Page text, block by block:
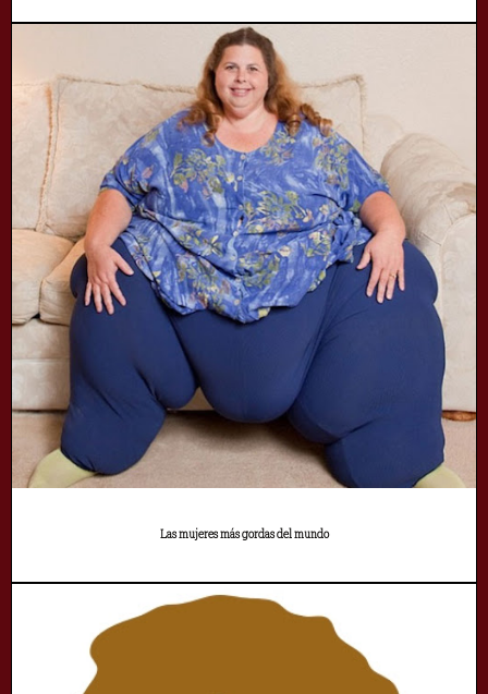
Las mujeres más gordas del mundo